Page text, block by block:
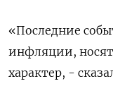
«Последние
инфляции,
характер, -